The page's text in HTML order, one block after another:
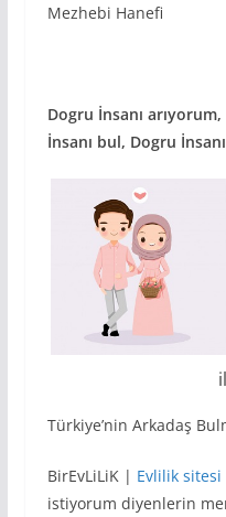
Mezhebi Hanefi
Dogru İnsanı
İnsanı bul, Dogru
Türkiye’nin Arkadaş
BirEvLiLiK | Evlilik sitesi
istiyorum diyenlerin